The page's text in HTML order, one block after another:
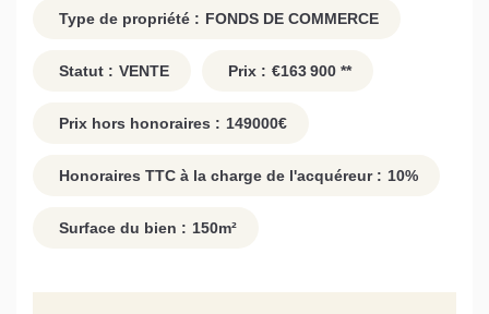
Type de propriété : FONDS DE COMMERCE
Statut : VENTE Prix : €163 900 **
Prix hors honoraires : 149000€
Honoraires TTC à la charge de l'acquéreur : 10%
Surface du bien : 150m²